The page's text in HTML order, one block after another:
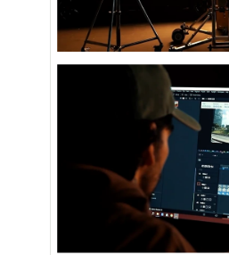
HELLO
E-MAIL